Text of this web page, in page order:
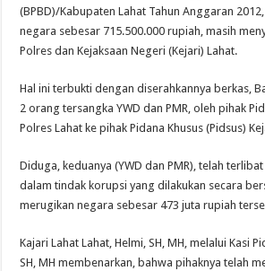
(BPBD)/Kabupaten Lahat Tahun Anggaran
negara sebesar 715.500.000 rupiah, masih
Polres dan Kejaksaan Negeri (Kejari) Lahat.
Hal ini terbukti dengan diserahkannya berkas,
2 orang tersangka YWD dan PMR, oleh pihak
Polres Lahat ke pihak Pidana Khusus (Pidsus)
Diduga, keduanya (YWD dan PMR), telah
dalam tindak korupsi yang dilakukan secara
merugikan negara sebesar 473 juta rupiah
Kajari Lahat Lahat, Helmi, SH, MH, melalui Kasi
SH, MH membenarkan, bahwa pihaknya telah